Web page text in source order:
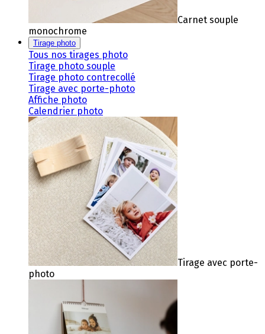
Carnet souple
monochrome
Tirage photo
Tous nos tirages photo
Tirage photo souple
Tirage photo contrecollé
Tirage avec porte-photo
Affiche photo
Calendrier photo
Tirage avec porte-
photo